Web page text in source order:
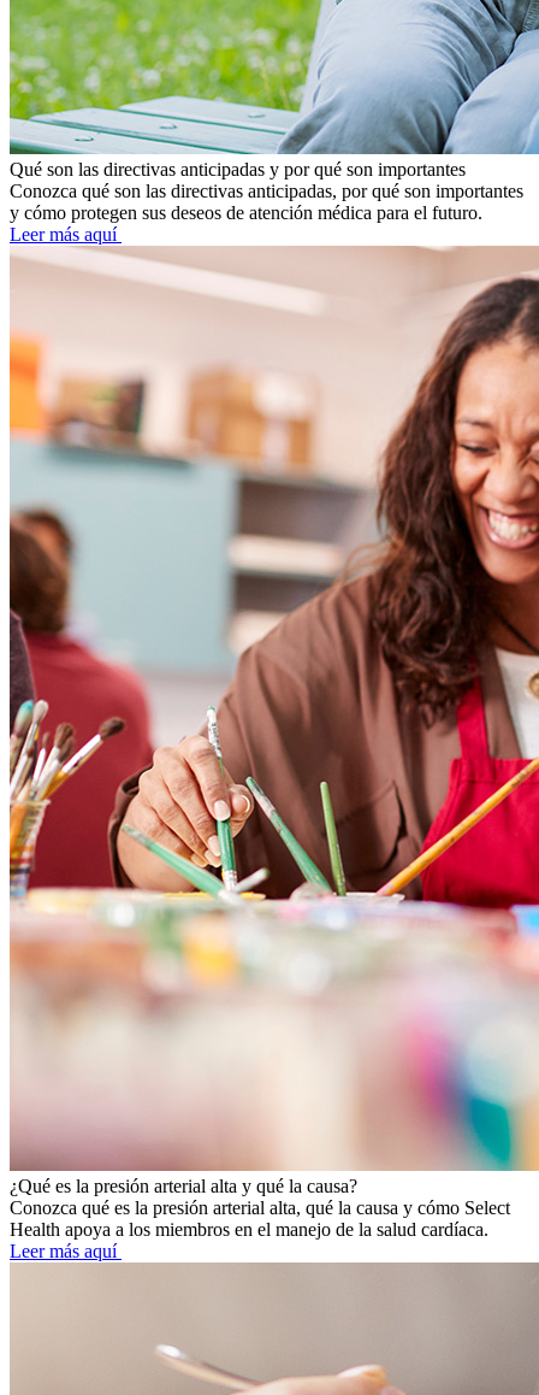
Qué son las directivas anticipadas y por qué son importantes
Conozca qué son las directivas anticipadas, por qué son importantes
y cómo protegen sus deseos de atención médica para el futuro.
Leer más aquí
¿Qué es la presión arterial alta y qué la causa?
Conozca qué es la presión arterial alta, qué la causa y cómo Select
Health apoya a los miembros en el manejo de la salud cardíaca.
Leer más aquí